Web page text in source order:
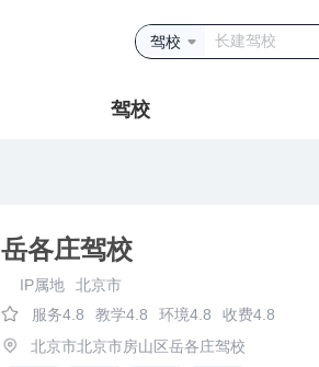
驾校
驾校
岳各庄驾校
IP属地
北京市
服务4.8
教学4.8 环境4.8
收费4.8
北京市北京市房山区岳各庄驾校